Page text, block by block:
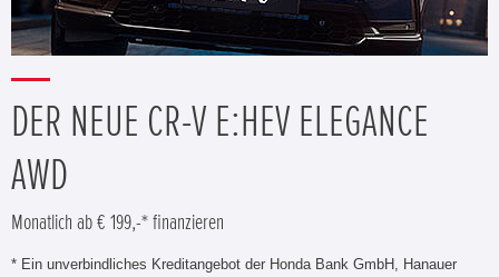
DER NEUE CR-V E:HEV ELEGANCE
AWD
Monatlich ab € 199,-* finanzieren
* Ein unverbindliches Kreditangebot der Honda Bank GmbH, Hanauer